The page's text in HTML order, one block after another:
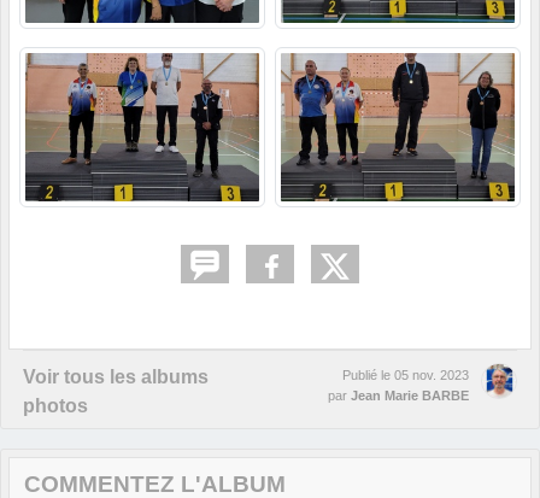
Voir tous les albums
photos
Publié le 05 nov. 2023
par Jean Marie BARBE
COMMENTEZ L'ALBUM